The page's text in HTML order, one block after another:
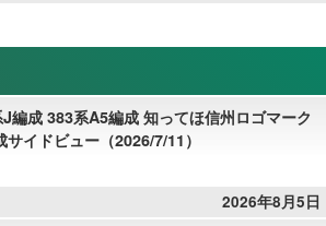
編成 383系A5編成 知ってほ信州ロゴマーク
サイドビュー（2026/7/11）
2026年8月5日